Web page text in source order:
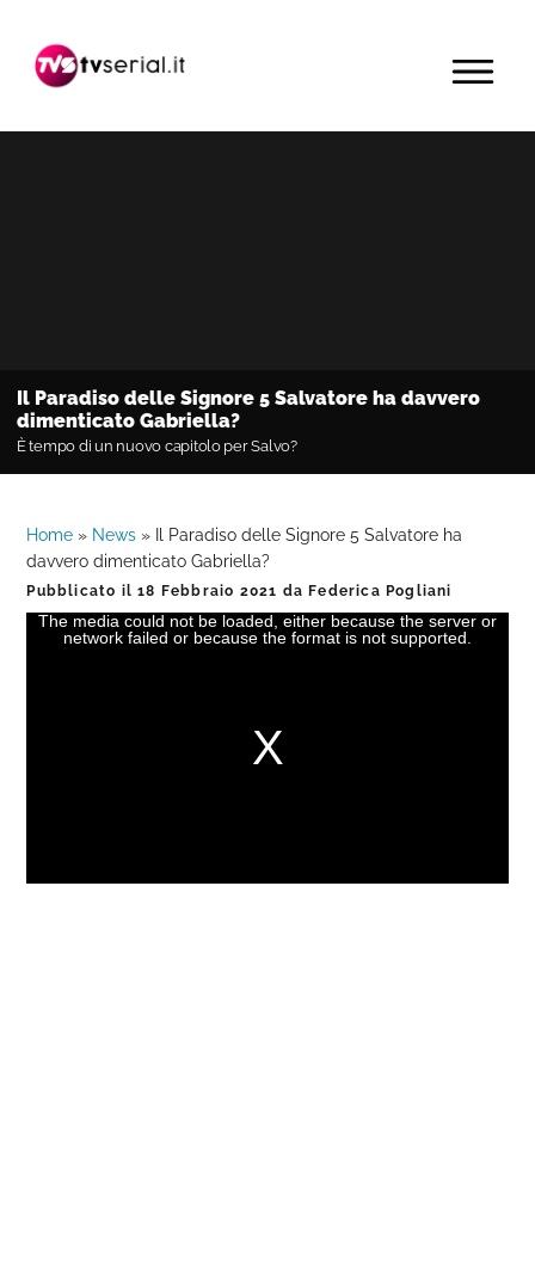
navigazione
contenuto
barra
primaria
MENU
Il Paradiso delle Signore 5 Salvatore ha davvero
dimenticato Gabriella?
È tempo di un nuovo capitolo per Salvo?
Home » News »
Il Paradiso delle Signore 5 Salvatore ha
davvero dimenticato Gabriella?
Pubblicato il18 Febbraio 2021 da Federica Pogliani
The media could not be loaded, either because the server or
network failed or because the format is not supported.